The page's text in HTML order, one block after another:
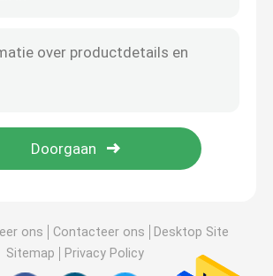
ons Contacteer ons
Desktop Site
Sitemap
Privacy Policy